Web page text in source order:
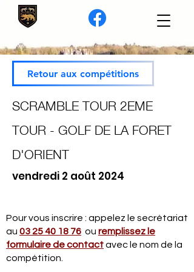
Retour aux compétitions
SCRAMBLE TOUR 2EME
TOUR - GOLF DE LA FORET
D'ORIENT
vendredi 2 août 2024
Pour vous inscrire : appelez le secrétariat
au 03 25 40 18 76 ou remplissez le
formulaire de contactavec le nom de la
compétition.